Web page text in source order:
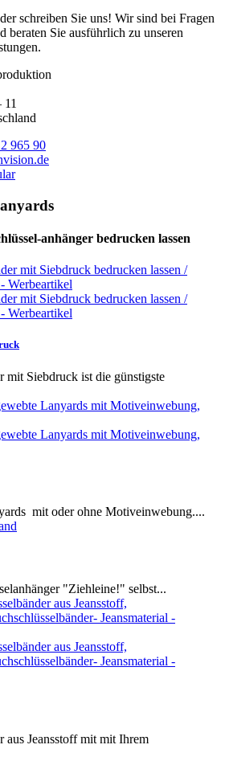
schreiben Sie uns! Wir sind bei Fragen
beraten Sie ausführlich zu unseren
965 90
anhänger bedrucken lassen
mit Siebdruck ist die günstigste
mit oder ohne Motiveinwebung....
"Ziehleine!" selbst...
aus Jeansstoff mit mit Ihrem